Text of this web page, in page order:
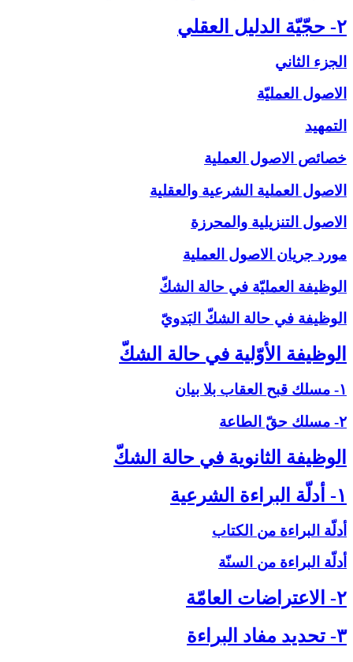
۲- حجّيّة الدليل العقلي‏
الجزء الثاني
الاصول العمليّة
التمهيد
خصائص الاصول العملية
الاصول العملية الشرعية والعقلية
الاصول التنزيلية والمحرزة
مورد جريان الاصول العملية
الوظيفة العمليّة في حالة الشكّ‏
الوظيفة في حالة الشكّ البَدويّ
الوظيفة الأوّلية في حالة الشكّ‏
۱- مسلك قبح العقاب بلا بيان
۲- مسلك حقّ الطاعة
الوظيفة الثانوية في حالة الشكّ‏
۱- أدلّة البراءة الشرعية
أدلّة البراءة من الكتاب
أدلّة البراءة من السنّة
۲- الاعتراضات العامّة
۳- تحديد مفاد البراءة